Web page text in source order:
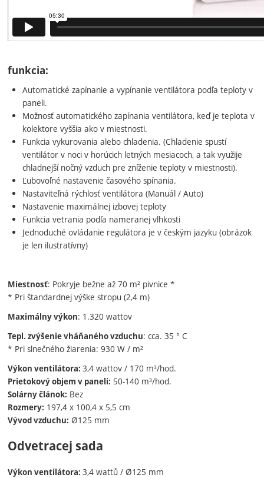
funkcia:
Automatické zapínanie a vypínanie ventilátora podľa teploty v
paneli.
Možnosť automatického zapínania ventilátora, keď je teplota v
kolektore vyššia ako v miestnosti.
Funkcia vykurovania alebo chladenia. (Chladenie spustí
ventilátor v noci v horúcich letných mesiacoch, a tak využije
chladnejší nočný vzduch pre zníženie teploty v miestnosti).
Ľubovoľné nastavenie časového spínania.
Nastaviteľná rýchlosť ventilátora (Manuál / Auto)
Nastavenie maximálnej izbovej teploty
Funkcia vetrania podľa nameranej vlhkosti
Jednoduché ovládanie regulátora je v českým jazyku (obrázok
je len ilustratívny)
Miestnosť: Pokryje bežne až 70 m² pivnice *
* Pri štandardnej výške stropu (2,4 m)
Maximálny výkon: 1.320 wattov
Tepl. zvýšenie vháňaného vzduchu: cca. 35 ° C
* Pri slnečného žiarenia: 930 W / m²
Výkon ventilátora:3,4 wattov / 170 m³/hod.
Prietokový objem v paneli: 50-140 m³/hod.
Solárny článok: Bez
Rozmery: 197,4 x 100,4 x 5,5 cm
Vývod vzduchu: Ø125 mm
Odvetracej sada
Výkon ventilátora:3,4 wattů / Ø125 mm